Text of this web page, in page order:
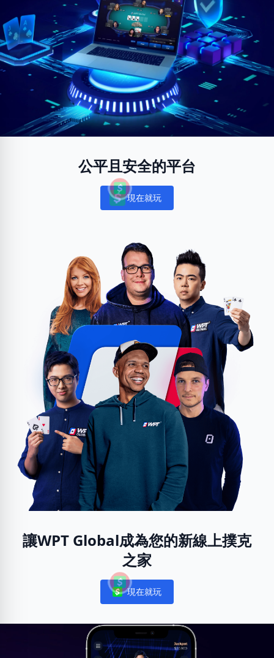
公平且安全的平台
Notifications
現在就玩
讓WPT Global成為您的新線上撲克
之家
Notifications
現在就玩